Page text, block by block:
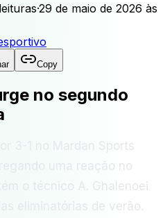
·29 de maio de 2026 às
Copy
no segundo
3-1 no Mardan Sports
uma reação no
o técnico A. Ghalenoei
eliminatórias de verão.